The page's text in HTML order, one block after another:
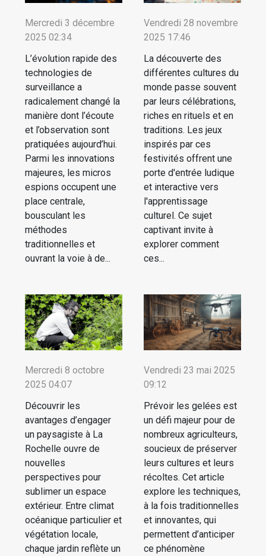
Mercredi 3 décembre
2025 02:34
L’évolution rapide des
technologies de
surveillance a
radicalement changé la
manière dont l’écoute
et l’observation sont
pratiquées aujourd’hui.
Parmi les innovations
majeures, les micros
espions occupent une
place centrale,
bousculant les
méthodes
traditionnelles et
ouvrant la voie à de...
Vendredi 28 novembre
2025 17:46
La découverte des
différentes cultures du
monde passe souvent
par leurs célébrations,
riches en rituels et en
traditions. Les jeux
inspirés par ces
festivités offrent une
porte d'entrée ludique
et interactive vers
l'apprentissage
culturel. Ce sujet
captivant invite à
explorer comment
ces...
Mercredi 8 octobre
2025 04:07
Découvrir les
avantages d’engager
un paysagiste à La
Rochelle ouvre de
nouvelles
perspectives pour
sublimer un espace
extérieur. Entre climat
océanique particulier et
végétation locale,
chaque jardin reflète un
Vendredi 23 mai 2025
09:12
Prévoir les gelées est
un défi majeur pour de
nombreux agriculteurs,
soucieux de préserver
leurs cultures et leurs
récoltes. Cet article
explore les techniques,
à la fois traditionnelles
et innovantes, qui
permettent d’anticiper
ce phénomène